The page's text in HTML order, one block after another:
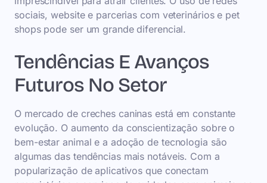
sociais, website e parcerias com veterinários e pet
shops pode ser um grande diferencial.
Tendências E Avanços
Futuros No Setor
O mercado de creches caninas está em constante
evolução. O aumento da conscientização sobre o
bem-estar animal e a adoção de tecnologia são
algumas das tendências mais notáveis. Com a
popularização de aplicativos que conectam